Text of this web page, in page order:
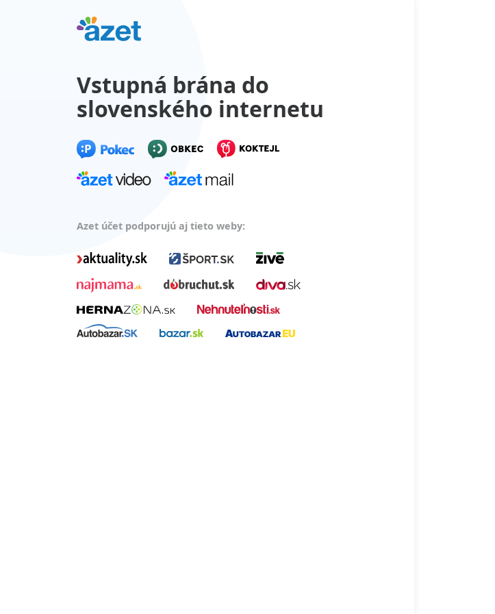
Vstupná brána do
slovenského internetu
Azet účet podporujú aj tieto weby: